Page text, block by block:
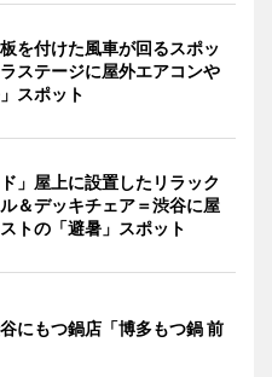
を付けた風車が回るスポッ
ステージに屋外エアコンや
スポット
」屋上に設置したリラック
＆デッキチェア＝渋谷に屋
トの「避暑」スポット
にもつ鍋店「博多もつ鍋 前